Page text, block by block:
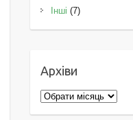
Інші (7)
Архіви
Архіви